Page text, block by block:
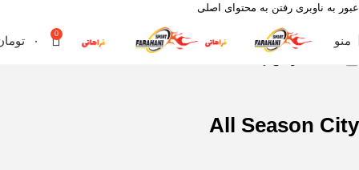
عبور به ناوبری رفتن به محتوای اصلی
منو 0 ۰
All Season City